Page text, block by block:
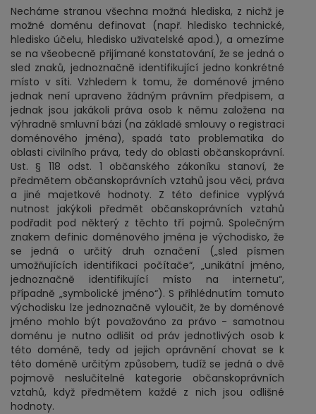
Necháme stranou všechna možná hlediska, z nichž je
možné doménu definovat (např. hledisko technické,
hledisko účelu, hledisko uživatelské apod.), a omezíme
se na všeobecně přijímané konstatování, že se jedná o
sled znaků, jednoznačně identifikující jedno konkrétné
místo v síti. Vzhledem k tomu, že doménové jméno
jednak není upraveno žádným právním předpisem, a
jednak jsou jakákoli práva osob k němu založena na
výhradně smluvní bázi (na základě smlouvy o registraci
doménového jména), spadá tato problematika do
oblasti civilního práva, tedy do oblasti občanskoprávní.
Ust. § 118 odst. 1 občanského zákoníku stanoví, že
předmětem občanskoprávních vztahů jsou věci, práva
a jiné majetkové hodnoty. Z této definice vyplývá
nutnost jakýkoli předmět občanskoprávních vztahů
podřadit pod některý z těchto tří pojmů. Společným
znakem definic doménového jména je východisko, že
se jedná o určitý druh označení („sled písmen
umožňujících identifikaci počítače“, „unikátní jméno,
jednoznačně identifikující místo na internetu“,
případně „symbolické jméno“). S přihlédnutím tomuto
východisku lze jednoznačně vyloučit, že by doménové
jméno mohlo být považováno za právo - samotnou
doménu je nutno odlišit od práv jednotlivých osob k
této doméně, tedy od jejich oprávnění chovat se k
této doméně určitým způsobem, tudíž se jedná o dvě
pojmově neslučitelné kategorie občanskoprávních
vztahů, když předmětem každé z nich jsou odlišné
hodnoty.